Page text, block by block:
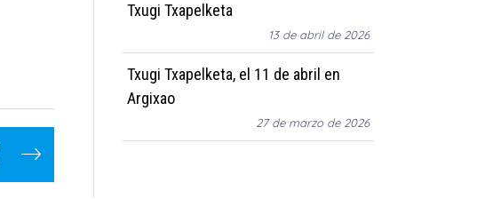
Txugi Txapelketa
13 de abril de 2026
Txugi Txapelketa, el 11 de abril en
Argixao
27 de marzo de 2026